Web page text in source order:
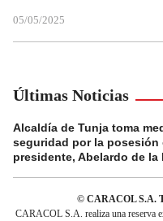
05/05/2025
Últimas Noticias
Alcaldía de Tunja toma
seguridad por la posesión
presidente, Abelardo de la
© CARACOL S.A.
CARACOL S.A. realiza una reserva